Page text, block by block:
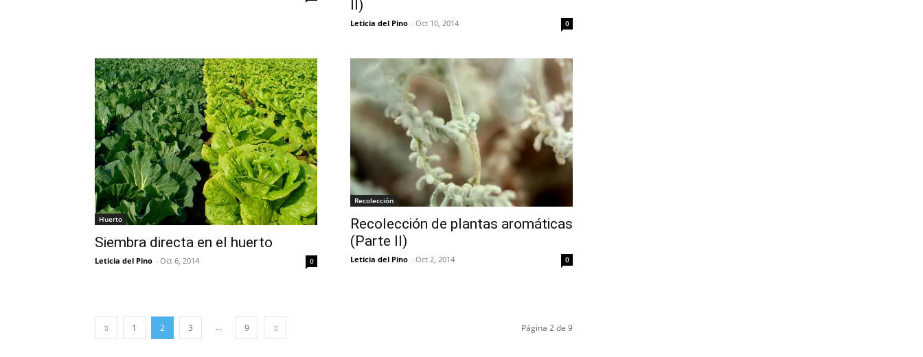
II)
Leticia del Pino - Oct 10, 2014 0
Huerto
Siembra directa en el huerto
Leticia del Pino - Oct 6, 2014 0
Recolección
Recolección de plantas aromáticas
(Parte II)
Leticia del Pino - Oct 2, 2014 0
1 2 3 ... 9 Página 2 de 9